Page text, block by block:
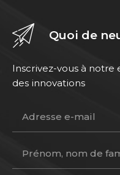
Quoi de
Inscrivez-vous à
des innovations